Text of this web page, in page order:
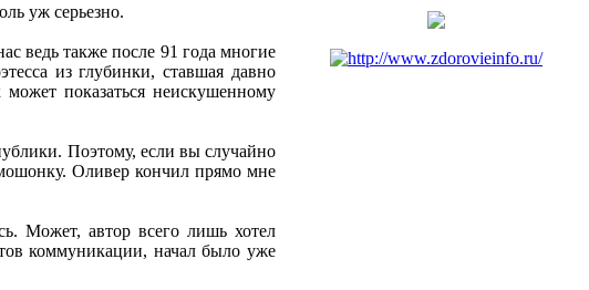
уж серьезно.
ведь также после 91 года многие
из глубинки, ставшая давно
показаться неискушенному
Поэтому, если вы случайно
Оливер кончил прямо мне
Может, автор всего лишь хотел
коммуникации, начал было уже